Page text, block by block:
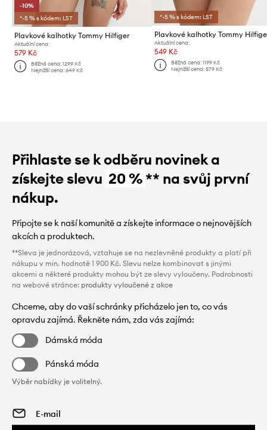
-10%
*-5 % s kódem: LST
Plavkové kalhotky Tommy Hilfiger
Aktuální cena:
579 Kč
Běžná cena:1299 Kč
Nejnižší cena:649 Kč
*-5 % s kódem: LST
Plavkové kalhotky Tommy
Aktuální cena:
549 Kč
Běžná cena: 1199 Kč
Nejnižší cena: 579 Kč
Přihlaste se k odběru novinek a
získejte slevu 20 %** na svůj první
nákup.
Připojte se k naší komunitě a získejte informace o nejnovějších
akcích a produktech.
**Sleva je jednorázová, vztahuje se na nezlevněné produkty a platí při
nákupu v min. hodnotě 1 900 Kč. Slevu nelze kombinovat s jinými
akcemi a některé produkty mohou být ze slevy vyloučeny. Podrobnosti
na webové stránce: produkty vyloučené z akce
Chceme, aby do vaší schránky přicházelo jen to, co vás
opravdu zajímá. Řekněte nám, zda vás zajímá:
Dámská móda
Pánská móda
Výběr nabídky je volitelný.